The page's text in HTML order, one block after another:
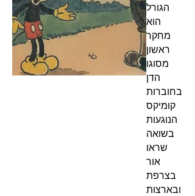
הגורל
הוא
מחקר
ראשון
מסוגו
הדן
בחוברות
קומיקס
הנוגעות
בשואה
שראו
אור
בצרפת
ובארצות